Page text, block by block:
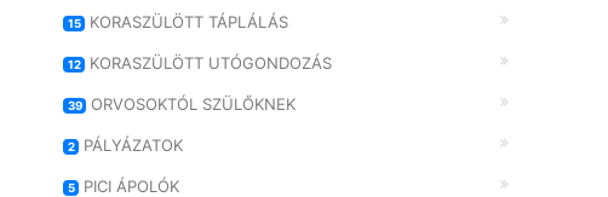
15 KORASZÜLÖTT TÁPLÁLÁS
12 KORASZÜLÖTT UTÓGONDOZÁS
39 ORVOSOKTÓL SZÜLŐKNEK
2 PÁLYÁZATOK
5 PICI ÁPOLÓK